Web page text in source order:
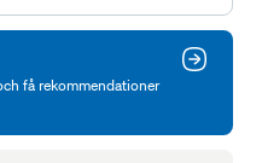
få rekommendationer